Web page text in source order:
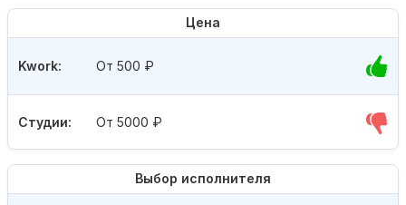
Цена
Студии: От 5000 ₽
Kwork: От 500 ₽
Выбор исполнителя